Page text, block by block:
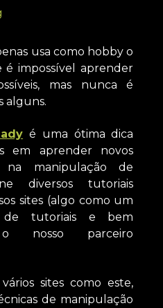
usa como hobby o
é impossível aprender
mas nunca é
alguns.
é uma ótima dica
em aprender novos
manipulação de
diversos tutoriais
sites (algo como um
de tutoriais e bem
nosso parceiro
sites como este,
de manipulação